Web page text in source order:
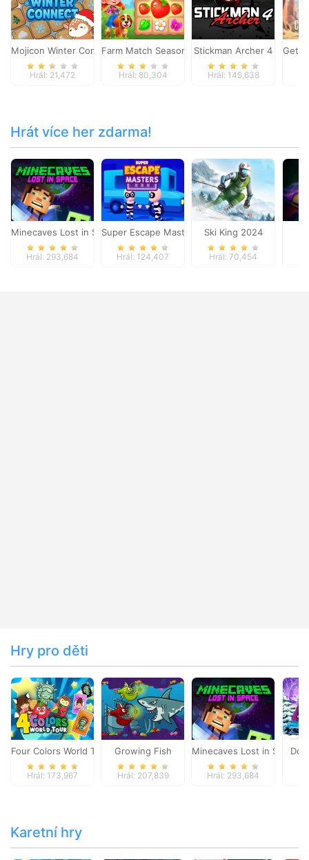
Mojicon Winter Connect
Hrál: 21,472
Farm Match Seasons
Hrál: 80,304
Stickman Archer 4
Hrál: 145,638
Get
Hrát více her zdarma!
Minecaves Lost in Space
Hrál: 293,684
Super Escape Masters
Hrál: 124,407
Ski King 2024
Hrál: 70,454
Hry pro děti
Four Colors World Tour
Hrál: 173,967
Growing Fish
Hrál: 207,839
Minecaves Lost in Space
Hrál: 293,684
Karetní hry